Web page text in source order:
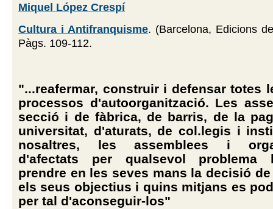
Miquel López Crespí
Cultura i Antifranquisme. (Barcelona, Edicions
Pàgs. 109-112.
"...reafermar, construir i defensar totes
processos d'autoorganització. Les
secció i de fàbrica, de barris, de la
universitat, d'aturats, de col.legis i
nosaltres, les assemblees i
d'afectats per qualsevol problema
prendre en les seves mans la decisió
els seus objectius i quins mitjans es
per tal d'aconseguir-los"